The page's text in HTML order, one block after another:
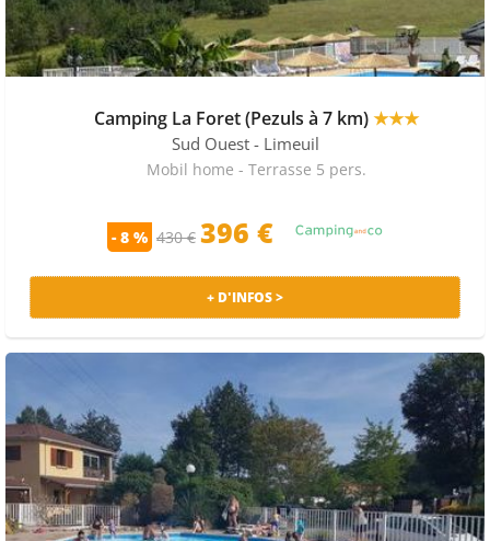
Camping La Foret (Pezuls à 7 km)★★★
Sud Ouest - Limeuil
Mobil home - Terrasse 5 pers.
- 8 % 430 € 396 €
+ D'INFOS >